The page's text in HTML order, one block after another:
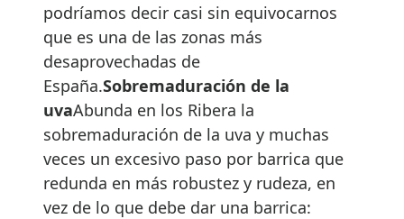
podríamos decir casi sin equivocarnos
que es una de las zonas más
desaprovechadas de
España.Sobremaduración de la
uvaAbunda en los Ribera la
sobremaduración de la uva y muchas
veces un excesivo paso por barrica que
redunda en más robustez y rudeza, en
vez de lo que debe dar una barrica: